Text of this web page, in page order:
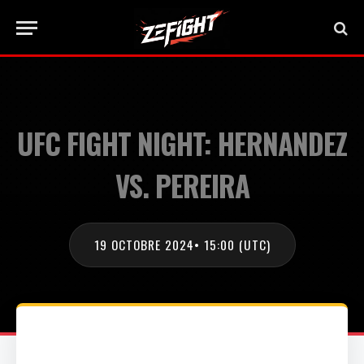
UFC FIGHT NIGHT: HERNANDEZ
VS. PEREIRA
19 OCTOBRE 2024• 15:00 (UTC)